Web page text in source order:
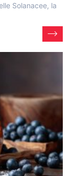
Solanacee, la